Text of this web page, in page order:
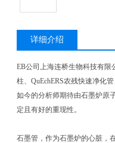
详细介绍
EB公司上海连桥生物科技有限
柱、QuEchERS农残快速净化
如今的分析师期待由石墨炉原
定且有好的重现性。
石墨管，作为石墨炉的心脏，